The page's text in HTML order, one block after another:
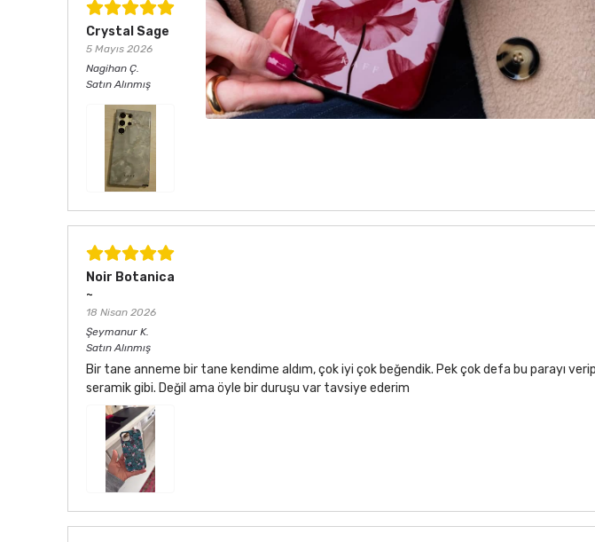
Crystal Sage
5 Mayıs 2026
Nagihan Ç.
Satın Alınmış
Noir Botanica
~
18 Nisan 2026
Şeymanur K.
Satın Alınmış
Bir tane anneme bir tane kendime aldım, çok iyi çok beğendik. Pek çok defa bu parayı
seramik gibi. Değil ama öyle bir duruşu var tavsiye ederim